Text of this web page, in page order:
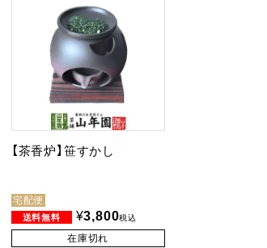
【茶香炉】笹すかし
宅配便
¥3,800税込
在庫切れ